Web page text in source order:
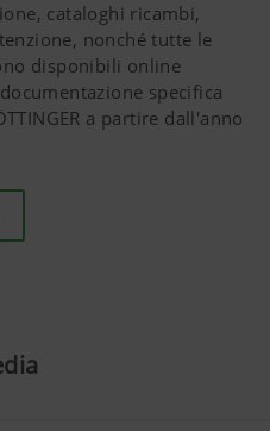
cataloghi ricambi,
nonché tutte le
disponibili online
specifica
a partire dall'anno